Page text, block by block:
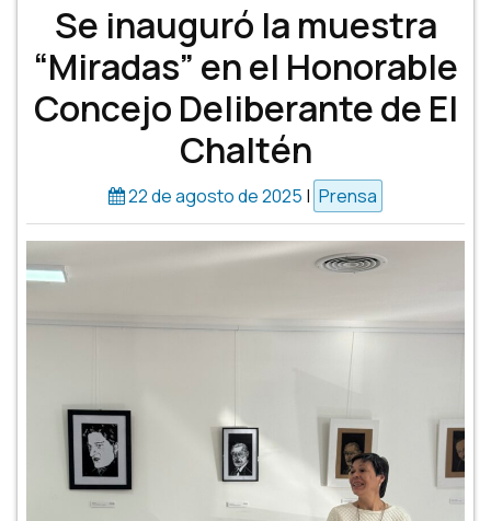
Se inauguró la muestra
“Miradas” en el Honorable
Concejo Deliberante de El
Chaltén
22 de agosto de 2025 | Prensa